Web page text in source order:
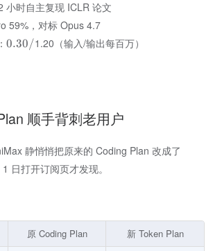
小时自主复现 ICLR 论文
59%，对标 Opus 4.7
0.30/1.20（输入/输出每百万）
顺手背刺老用户
静悄悄把原来的 Coding Plan 改成了
日打开订阅页才发现。
原 Coding Plan 新 Token Plan